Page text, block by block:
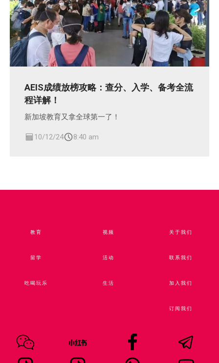
AEIS成绩放榜攻略：查分、入学、备考全流
程详解！
新加坡教育又拿全球第一了！
10/12/24 8:40 am
教育
留学
吃喝玩乐
视频​
活动
生活
关于我们
联系我们
加入我们
订阅我们